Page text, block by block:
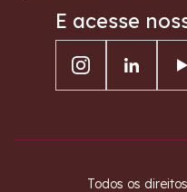
E acesse
Todos os